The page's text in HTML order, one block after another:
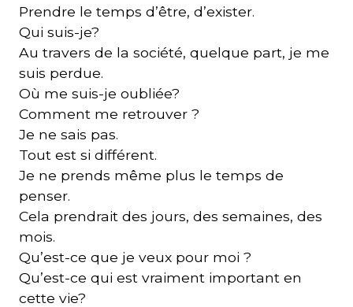
Prendre le temps d’être, d’exister.
Qui suis-je?
Au travers de la société, quelque part, je me
suis perdue.
Où me suis-je oubliée?
Comment me retrouver ?
Je ne sais pas.
Tout est si différent.
Je ne prends même plus le temps de
penser.
Cela prendrait des jours, des semaines, des
mois.
Qu’est-ce que je veux pour moi ?
Qu’est-ce qui est vraiment important en
cette vie?